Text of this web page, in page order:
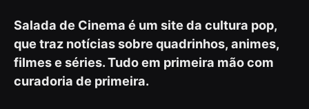
Salada de Cinema é um site da cultura pop,
que traz notícias sobre quadrinhos, animes,
filmes e séries. Tudo em primeira mão com
curadoria de primeira.